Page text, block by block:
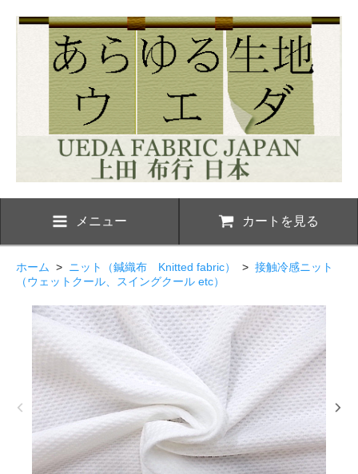
メニュー カートを見る
ホーム > ニット（鍼織布 Knitted fabric） > 接触冷感ニット
（ウェットクール、スイングクール etc）